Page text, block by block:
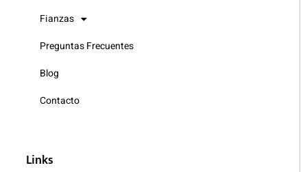
Fianzas
Preguntas Frecuentes
Blog
Contacto
Links